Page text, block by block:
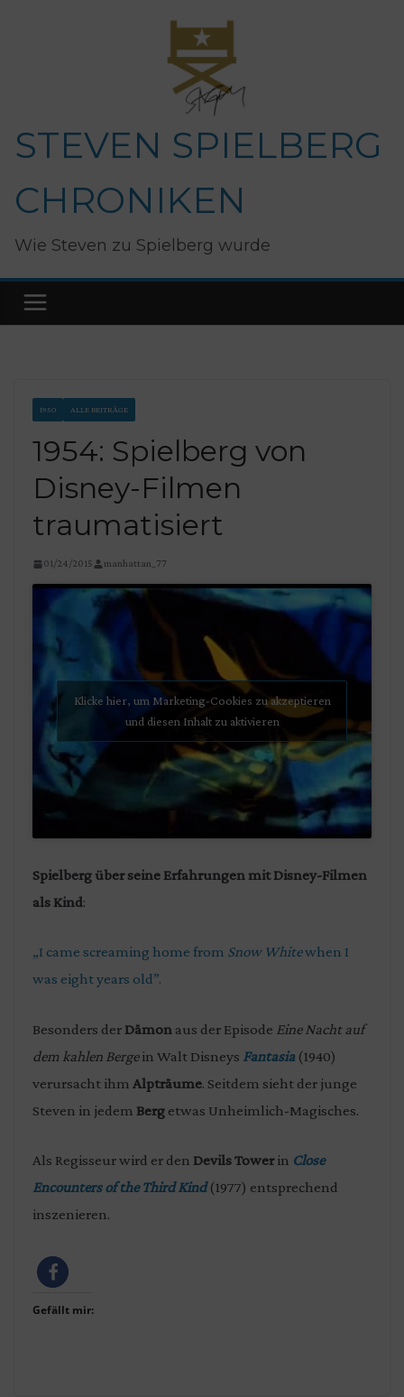
STEVEN SPIELBERG
CHRONIKEN
Wie Steven zu Spielberg wurde
1950 ALLE BEITRÄGE
1954: Spielberg von
Disney-Filmen
traumatisiert
01/24/2015 manhattan_77
Klicke hier, um Marketing-Cookies zu akzeptieren
und diesen Inhalt zu aktivieren
Spielberg über seine Erfahrungen mit Disney-Filmen
als Kind:
„I came screaming home from Snow Whitewhen I
was eight years old”.
Besonders der Dämon aus der Episode Eine Nacht auf
dem kahlen Bergein Walt Disneys Fantasia (1940)
verursacht ihm Alpträume. Seitdem sieht der junge
Steven in jedem Berg etwas Unheimlich-Magisches.
Als Regisseur wird er den Devils Towerin Close
Encounters of the Third Kind(1977) entsprechend
inszenieren.
Gefällt mir: